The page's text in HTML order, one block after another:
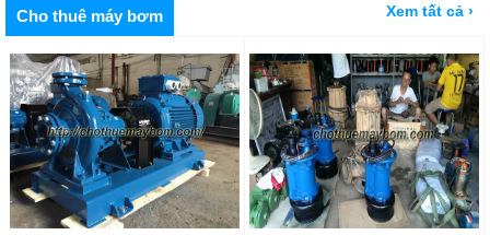
Cho thuê máy bơm Xem tất cả ›